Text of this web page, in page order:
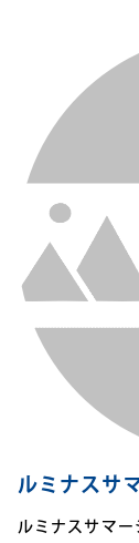
ルミナスサ
ルミナスサマ